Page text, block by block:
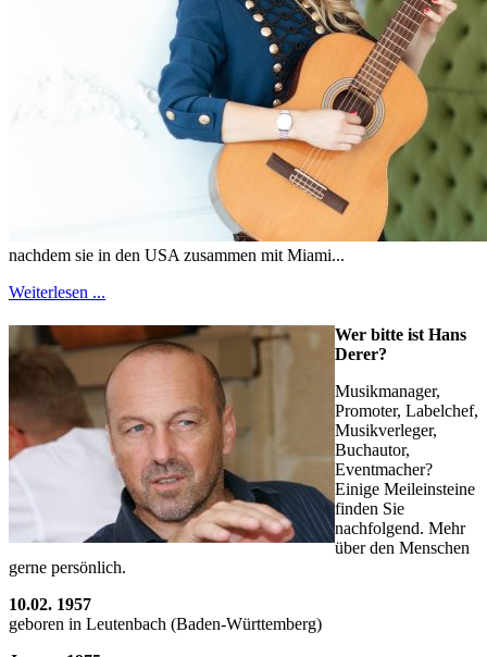
nachdem sie in den USA zusammen mit Miami...
Weiterlesen ...
Wer bitte ist Hans
Derer?
Musikmanager,
Promoter, Labelchef,
Musikverleger,
Buchautor,
Eventmacher?
Einige Meileinsteine
finden Sie
nachfolgend. Mehr
über den Menschen
gerne persönlich.
10.02. 1957
geboren in Leutenbach (Baden-Württemberg)